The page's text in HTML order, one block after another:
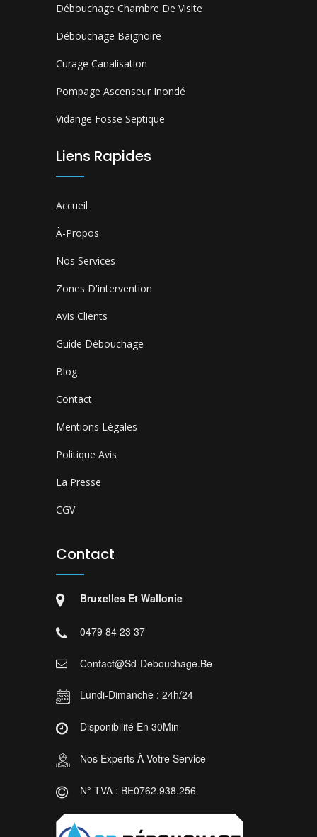
Débouchage Chambre De Visite
Débouchage Baignoire
Curage Canalisation
Pompage Ascenseur Inondé
Vidange Fosse Septique
Liens Rapides
Accueil
À-Propos
Nos Services
Zones D'intervention
Avis Clients
Guide Débouchage
Blog
Contact
Mentions Légales
Politique Avis
La Presse
CGV
Contact
Bruxelles Et Wallonie
0479 84 23 37
Contact@sd-Debouchage.be
Lundi-Dimanche : 24h/24
Disponibilité En 30Min
Nos Experts À Votre Service
N° TVA : BE0762.938.256